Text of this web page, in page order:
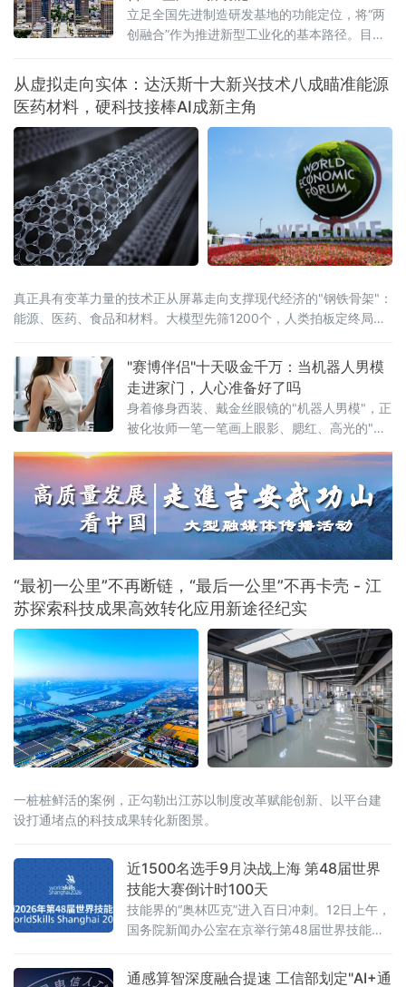
日下午的主论坛“数字友好城市建设全球对
立足全国先进制造研发基地的功能定位，将“两
创融合”作为推进新型工业化的基本路径。目
30%以上。
从虚拟走向实体：达沃斯十大新兴技术八成瞄准能源
医药材料，硬科技接棒AI成新主角
真正具有变革力量的技术正从屏幕走向支撑现代经济的"钢铁骨架"：
能源、医药、食品和材料。大模型先筛1200个，人类拍板定终局这
"赛博伴侣"十天吸金千万：当机器人男模
走进家门，人心准备好了吗
身着修身西装、戴金丝眼镜的"机器人男模"，正
被化妆师一笔一笔画上眼影、腮红、高光的"赛
再工厂巡检，而是直接杀入情感陪伴赛道，一
场关于技术边界与社会心理的深层碰撞，已然
发生。优必选旗下消费级人形机器人品牌"优世
界"首款产品U1系列，自6月2日开启预售以来仅
10天，已收获近4000台预订订单，定金总额突
“最初一公里”不再断链，“最后一公里”不再卡壳 - 江
苏探索科技成果高效转化应用新途径纪实
一桩桩鲜活的案例，正勾勒出江苏以制度改革赋能创新、以平台建
设打通堵点的科技成果转化新图景。
近1500名选手9月决战上海 第48届世界
技能大赛倒计时100天
技能界的“奥林匹克”进入百日冲刺。12日上午，
国务院新闻办公室在京举行第48届世界技能大
22日至27日在国家会展中心（上海）隆重举
通感算智深度融合提速 工信部划定"AI+通